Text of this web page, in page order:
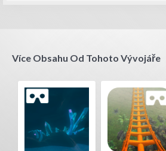
Více Obsahu Od Tohoto Vývojáře